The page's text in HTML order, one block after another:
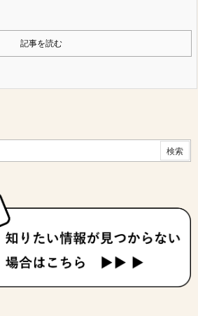
記事を読む